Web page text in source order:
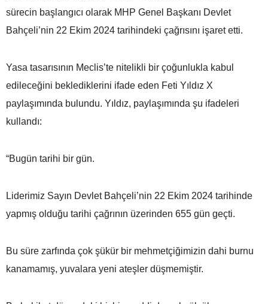
sürecin başlangıcı olarak MHP Genel Başkanı Devlet
Bahçeli’nin 22 Ekim 2024 tarihindeki çağrısını işaret etti.
Yasa tasarısının Meclis’te nitelikli bir çoğunlukla kabul
edileceğini beklediklerini ifade eden Feti Yıldız X
paylaşımında bulundu. Yıldız, paylaşımında şu ifadeleri
kullandı:
“Bugün tarihi bir gün.
Liderimiz Sayın Devlet Bahçeli’nin 22 Ekim 2024 tarihinde
yapmış olduğu tarihi çağrının üzerinden 655 gün geçti.
Bu süre zarfında çok şükür bir mehmetçiğimizin dahi burnu
kanamamış, yuvalara yeni ateşler düşmemiştir.